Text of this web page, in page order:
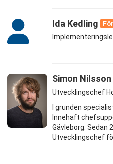
Ida Kedling
Simon Nilsson
Utvecklingschef
I grunden
Innehaft
Gävleborg. Sedan
Utvecklingschef